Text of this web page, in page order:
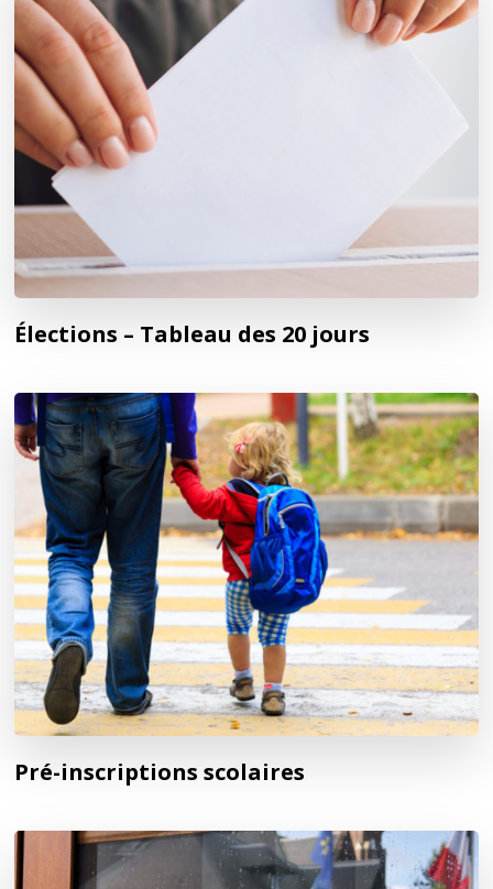
Élections – Tableau des 20 jours
Pré-inscriptions scolaires